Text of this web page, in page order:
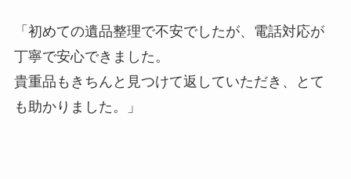
「初めての遺品整理で不安でしたが、電話対応が
丁寧で安心できました。
貴重品もきちんと見つけて返していただき、とて
も助かりました。」